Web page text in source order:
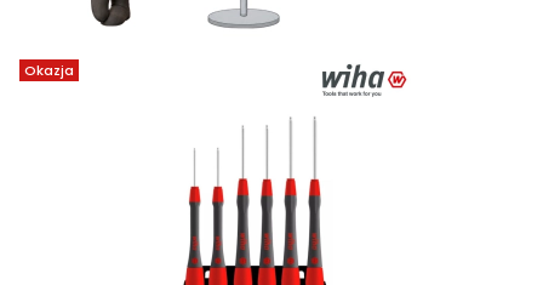
Okazja